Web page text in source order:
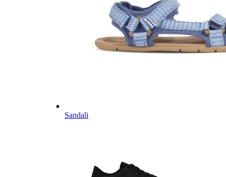
Sandali